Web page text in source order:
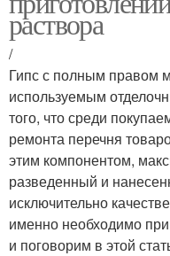
раствора
/
Гипс с полным правом
используемым
того, что среди
ремонта перечня
этим компонентом,
разведенный и
исключительно
именно необходимо
и поговорим в этой